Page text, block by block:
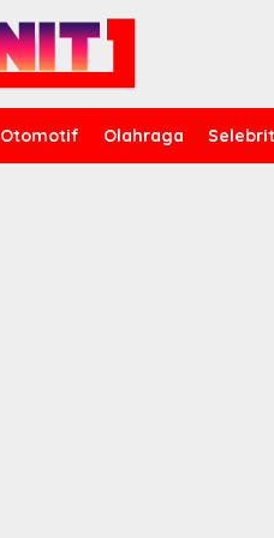
Otomotif Olahraga